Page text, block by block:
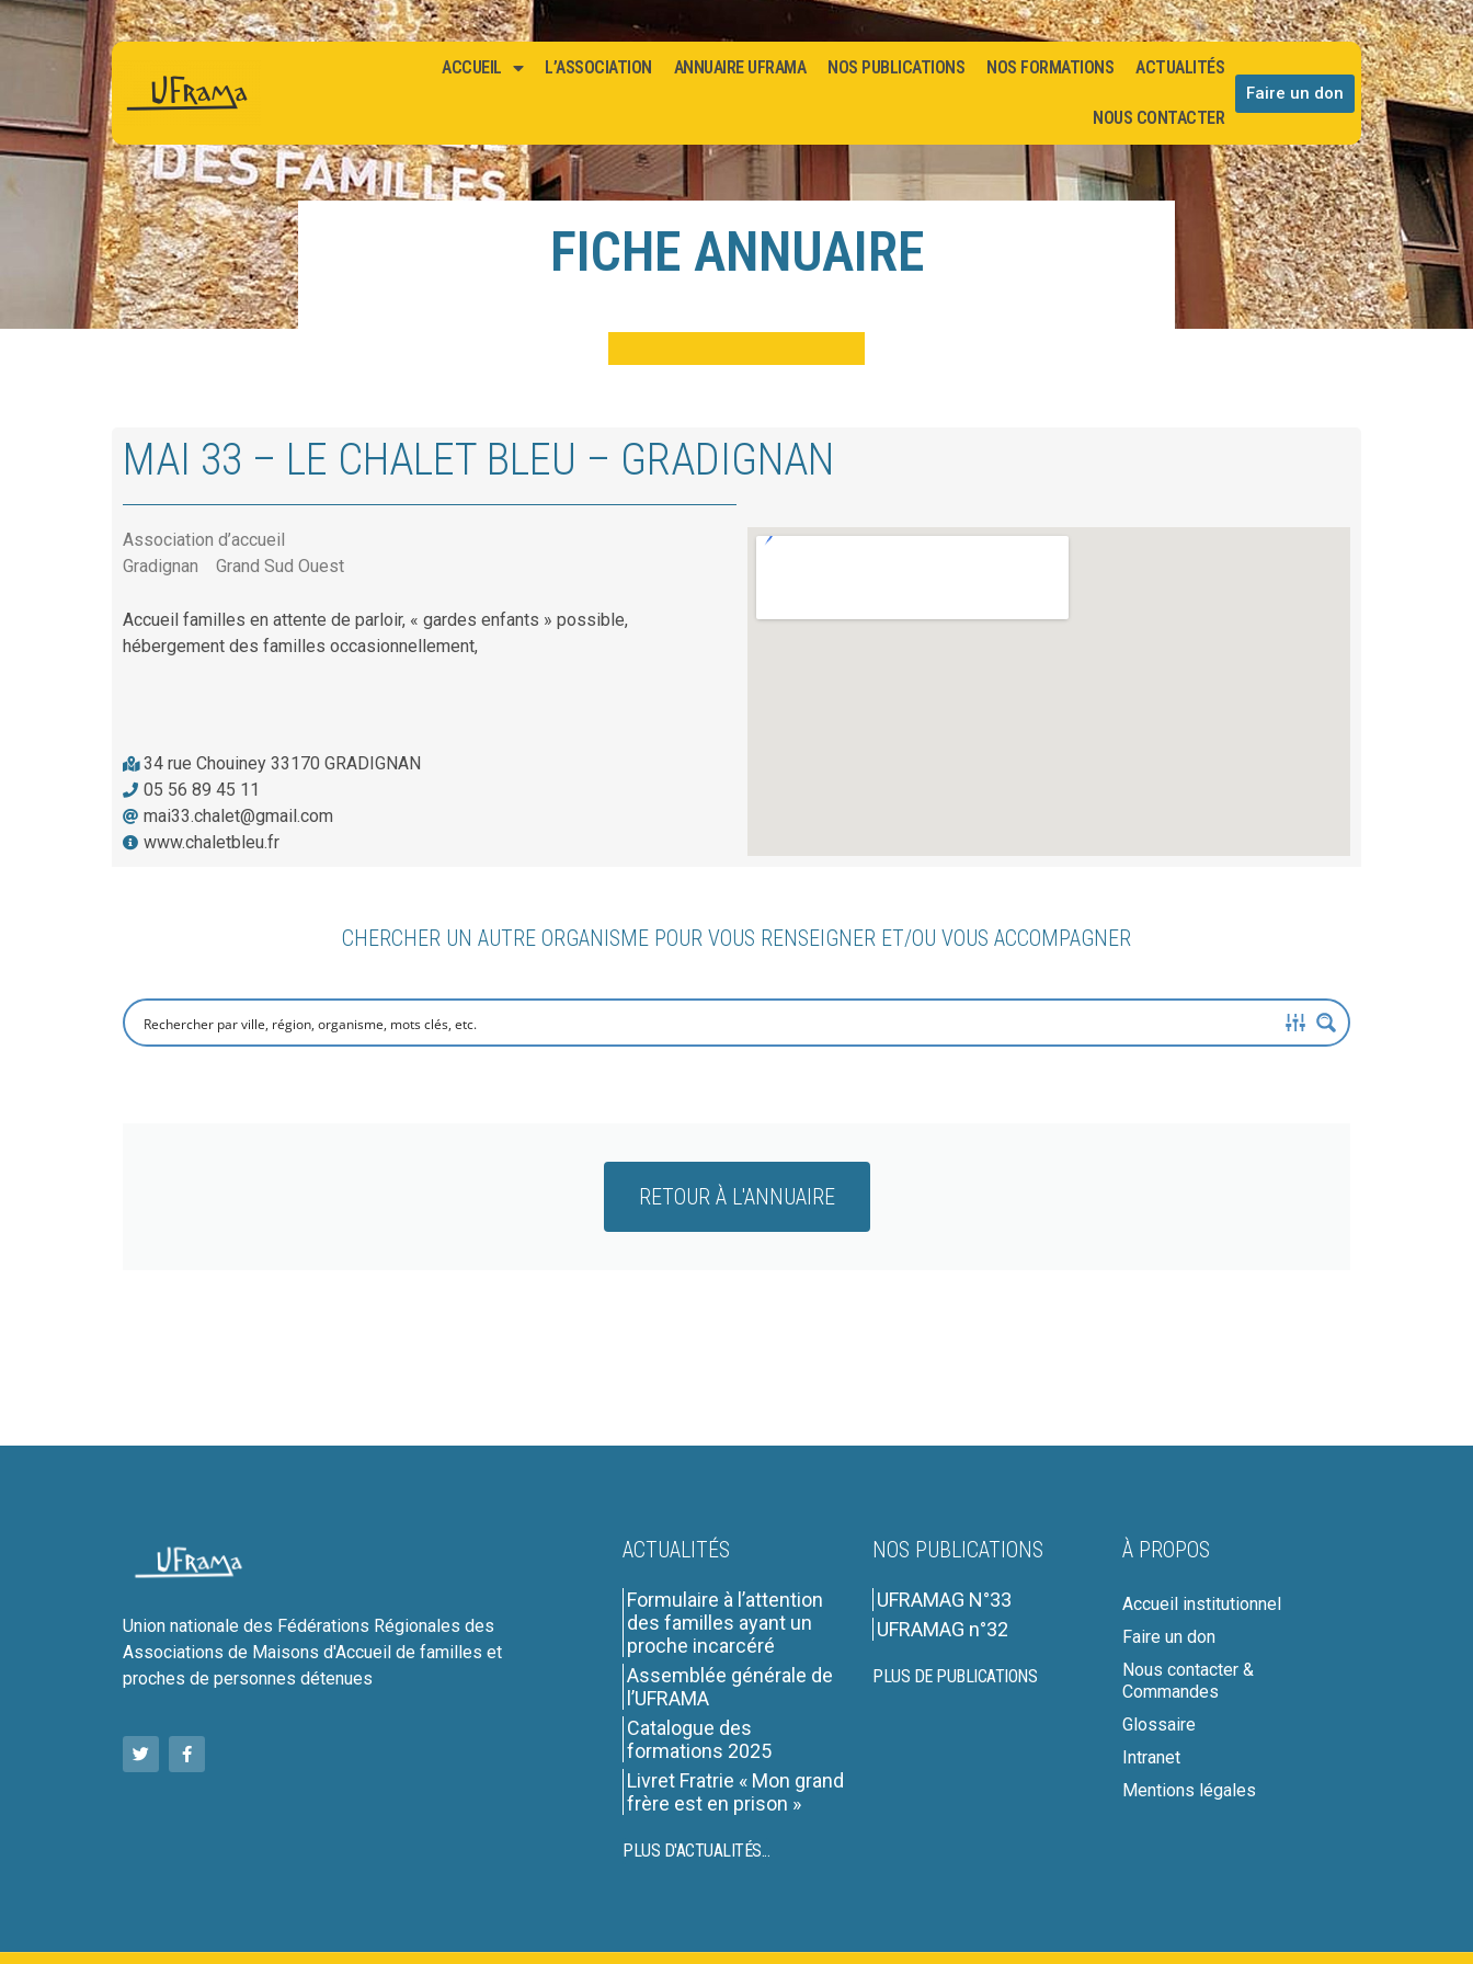
ACCUEIL L’ASSOCIATION ANNUAIRE UFRAMA NOS PUBLICATIONS NOS FORMATIONS ACTUALITÉS
NOUS CONTACTER
Faire un don
FICHE ANNUAIRE
MAI 33 – LE CHALET BLEU – GRADIGNAN
Association d’accueil
Gradignan
Grand Sud Ouest
Accueil familles en attente de parloir, « gardes enfants » possible,
hébergement des familles occasionnellement,
34 rue Chouiney 33170 GRADIGNAN
05 56 89 45 11
mai33.chalet@gmail.com
www.chaletbleu.fr
CHERCHER UN AUTRE ORGANISME POUR VOUS RENSEIGNER ET/OU VOUS ACCOMPAGNER
RETOUR À L'ANNUAIRE
Union nationale des Fédérations Régionales des
Associations de Maisons d'Accueil de familles et
proches de personnes détenues
ACTUALITÉS
Formulaire à l’attention
des familles ayant un
proche incarcéré
Assemblée générale de
l’UFRAMA
Catalogue des
formations 2025
Livret Fratrie « Mon grand
frère est en prison »
PLUS D'ACTUALITÉS...
NOS PUBLICATIONS
UFRAMAG N°33
UFRAMAG n°32
PLUS DE PUBLICATIONS
À PROPOS
Accueil institutionnel
Faire un don
Nous contacter &
Commandes
Glossaire
Intranet
Mentions légales